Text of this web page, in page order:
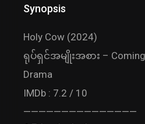
Synopsis
Holy Cow (2024)
ရုပ်ရှင်အမျိုးအစား –
Drama
IMDb : 7.2 / 10
———————————————